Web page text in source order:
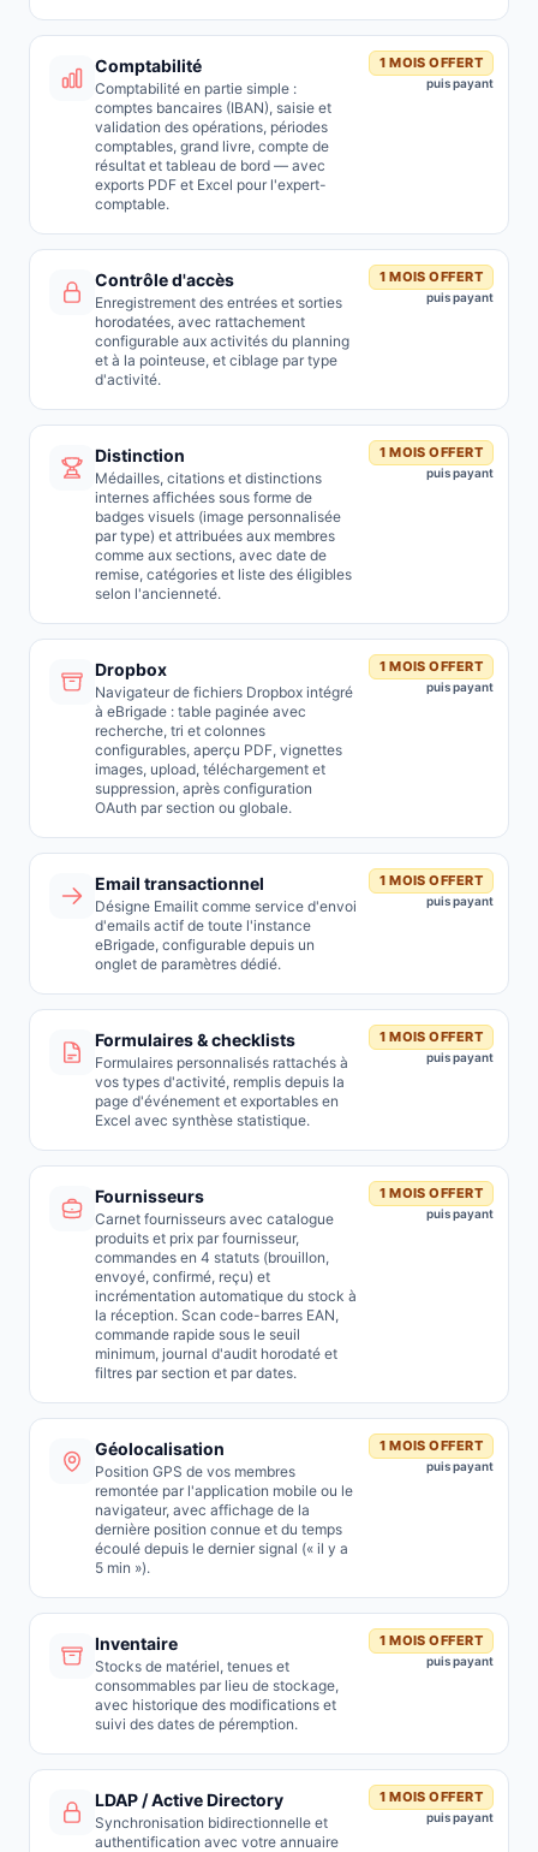
Comptabilité
Comptabilité en partie simple :
comptes bancaires (IBAN), saisie et
validation des opérations, périodes
comptables, grand livre, compte de
résultat et tableau de bord — avec
exports PDF et Excel pour l'expert-
comptable.
1 MOIS OFFERT
puis payant
Contrôle d'accès
Enregistrement des entrées et sorties
horodatées, avec rattachement
configurable aux activités du planning
et à la pointeuse, et ciblage par type
d'activité.
1 MOIS OFFERT
puis payant
Distinction
Médailles, citations et distinctions
internes affichées sous forme de
badges visuels (image personnalisée
par type) et attribuées aux membres
comme aux sections, avec date de
remise, catégories et liste des éligibles
selon l'ancienneté.
1 MOIS OFFERT
puis payant
Dropbox
Navigateur de fichiers Dropbox intégré
à eBrigade : table paginée avec
recherche, tri et colonnes
configurables, aperçu PDF, vignettes
images, upload, téléchargement et
suppression, après configuration
OAuth par section ou globale.
1 MOIS OFFERT
puis payant
Email transactionnel
Désigne Emailit comme service d'envoi
d'emails actif de toute l'instance
eBrigade, configurable depuis un
onglet de paramètres dédié.
1 MOIS OFFERT
puis payant
Formulaires & checklists
Formulaires personnalisés rattachés à
vos types d'activité, remplis depuis la
page d'événement et exportables en
Excel avec synthèse statistique.
1 MOIS OFFERT
puis payant
Fournisseurs
Carnet fournisseurs avec catalogue
produits et prix par fournisseur,
commandes en 4 statuts (brouillon,
envoyé, confirmé, reçu) et
incrémentation automatique du stock à
la réception. Scan code-barres EAN,
commande rapide sous le seuil
minimum, journal d'audit horodaté et
filtres par section et par dates.
1 MOIS OFFERT
puis payant
Géolocalisation
Position GPS de vos membres
remontée par l'application mobile ou le
navigateur, avec affichage de la
dernière position connue et du temps
écoulé depuis le dernier signal (« il y a
5 min »).
1 MOIS OFFERT
puis payant
Inventaire
Stocks de matériel, tenues et
consommables par lieu de stockage,
avec historique des modifications et
suivi des dates de péremption.
1 MOIS OFFERT
puis payant
LDAP / Active Directory
Synchronisation bidirectionnelle et
authentification avec votre annuaire
1 MOIS OFFERT
puis payant